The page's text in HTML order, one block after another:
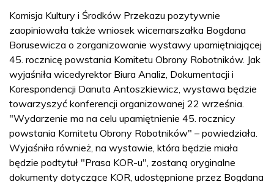
Komisja Kultury i Środków Przekazu pozytywnie
zaopiniowała także wniosek wicemarszałka Bogdana
Borusewicza o zorganizowanie wystawy upamiętniającej
45. rocznicę powstania Komitetu Obrony Robotników. Jak
wyjaśniła wicedyrektor Biura Analiz, Dokumentacji i
Korespondencji Danuta Antoszkiewicz, wystawa będzie
towarzyszyć konferencji organizowanej 22 września.
"Wydarzenie ma na celu upamiętnienie 45. rocznicy
powstania Komitetu Obrony Robotników" – powiedziała.
Wyjaśniła również, na wystawie, która będzie miała
będzie podtytuł "Prasa KOR-u", zostaną oryginalne
dokumenty dotyczące KOR, udostępnione przez Bogdana